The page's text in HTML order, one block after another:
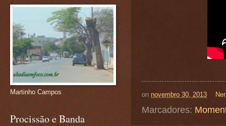
on novembro 30, 2013
Marcadores:
Martinho Campos
Procissão e Banda